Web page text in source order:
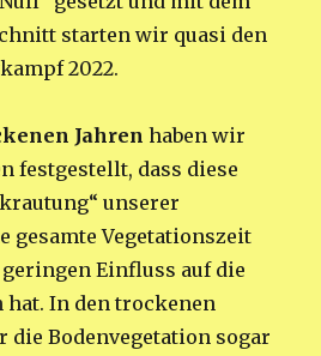
starten wir quasi den
2022.
Jahren haben wir
festgestellt, dass diese
unserer
gesamte Vegetationszeit
Einfluss auf die
hat. In den trockenen
die Bodenvegetation sogar